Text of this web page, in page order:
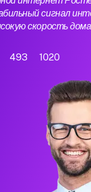
сигнал
скорость
493 1020